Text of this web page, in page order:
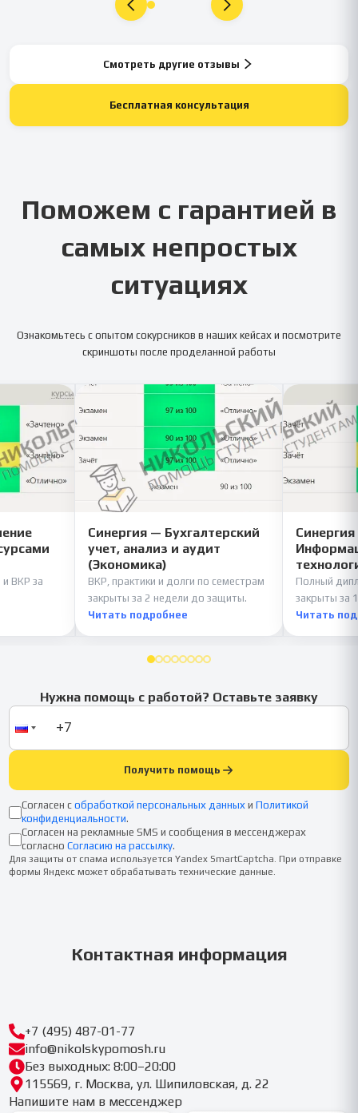
Смотреть другие отзывы
Бесплатная консультация
Поможем с гарантией в
самых непростых
ситуациях
Ознакомьтесь с опытом сокурсников в наших кейсах и посмотрите
скриншоты после проделанной работы
и ВКР за
Синергия — Бухгалтерский
учет, анализ и аудит
(Экономика)
ВКР, практики и долги по семестрам
закрыты за 2 недели до защиты.
Читать подробнее
Полный
закрыты за
Читать
Нужна помощь с работой? Оставьте заявку
Получить помощь
Согласен с обработкой персональных данных и Политикой
конфиденциальности.
Согласен на рекламные SMS и сообщения в мессенджерах
согласно Согласию на рассылку.
Для защиты от спама используется Yandex SmartCaptcha. При отправке
формы Яндекс может обрабатывать технические данные.
Контактная информация
+7 (495) 487-01-77
info@nikolskypomosh.ru
Без выходных: 8:00–20:00
115569, г. Москва, ул. Шипиловская, д. 22
Напишите нам в мессенджер